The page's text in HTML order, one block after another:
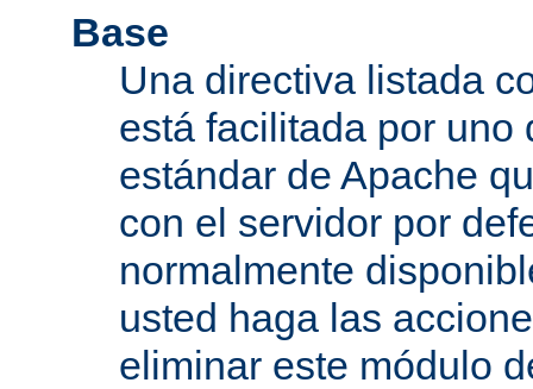
Base
Una directiva listada
está facilitada por uno
estándar de Apache
con el servidor por
normalmente
usted haga las
eliminar este módulo